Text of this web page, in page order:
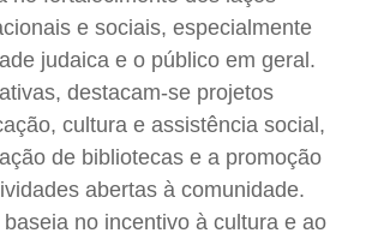
e sociais, especialmente
judaica e o público em geral.
destacam-se projetos
cultura e assistência social,
de bibliotecas e a promoção
abertas à comunidade.
no incentivo à cultura e ao